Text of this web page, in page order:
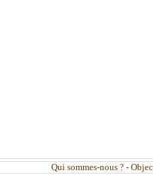
Qui sommes-nous ? -